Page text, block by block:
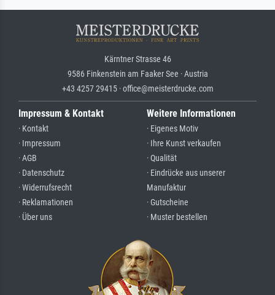
Kärntner Strasse 46
9586 Finkenstein am Faaker See · Austria
+43 4257 29415 · office@meisterdrucke.com
Impressum & Kontakt
· Kontakt
· Impressum
· AGB
· Datenschutz
· Widerrufsrecht
· Reklamationen
· Über uns
Weitere Informationen
· Eigenes Motiv
· Ihre Kunst verkaufen
· Qualität
· Eindrücke aus unserer
Manufaktur
· Gutscheine
· Muster bestellen